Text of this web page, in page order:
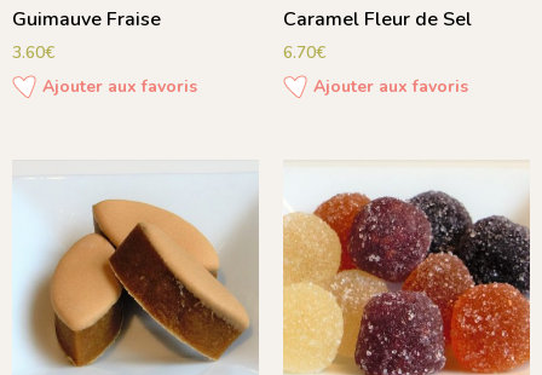
Guimauve Fraise
3.60€
Ajouter aux favoris
Caramel Fleur de Sel
6.70€
Ajouter aux favoris